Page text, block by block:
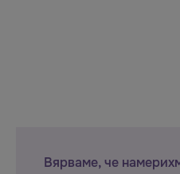
Вярваме, че